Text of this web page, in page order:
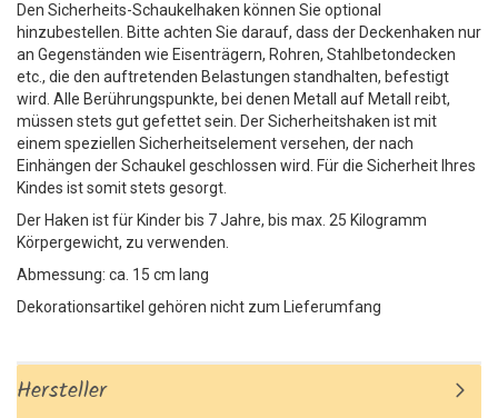
Den Sicherheits-Schaukelhaken können Sie optional
hinzubestellen. Bitte achten Sie darauf, dass der Deckenhaken nur
an Gegenständen wie Eisenträgern, Rohren, Stahlbetondecken
etc., die den auftretenden Belastungen standhalten, befestigt
wird. Alle Berührungspunkte, bei denen Metall auf Metall reibt,
müssen stets gut gefettet sein. Der Sicherheitshaken ist mit
einem speziellen Sicherheitselement versehen, der nach
Einhängen der Schaukel geschlossen wird. Für die Sicherheit Ihres
Kindes ist somit stets gesorgt.
Der Haken ist für Kinder bis 7 Jahre, bis max. 25 Kilogramm
Körpergewicht, zu verwenden.
Abmessung: ca. 15 cm lang
Dekorationsartikel gehören nicht zum Lieferumfang
Hersteller